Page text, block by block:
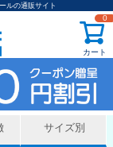
ルの通販サイト
カート
0
サイズ別